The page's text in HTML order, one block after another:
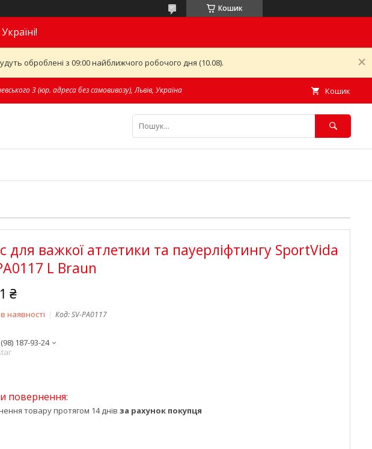
Кошик
оброблені з 09:00 найближчого робочого дня (10.08).
3 (юр. адреса без самовивозу), Львів, Україна Кошик
для важкої атлетики та пауерліфтингу SportVida
L Braun
₴
наявності Код:SV-PA0117
187-93-24
товару протягом 14 днів за рахунок покупця